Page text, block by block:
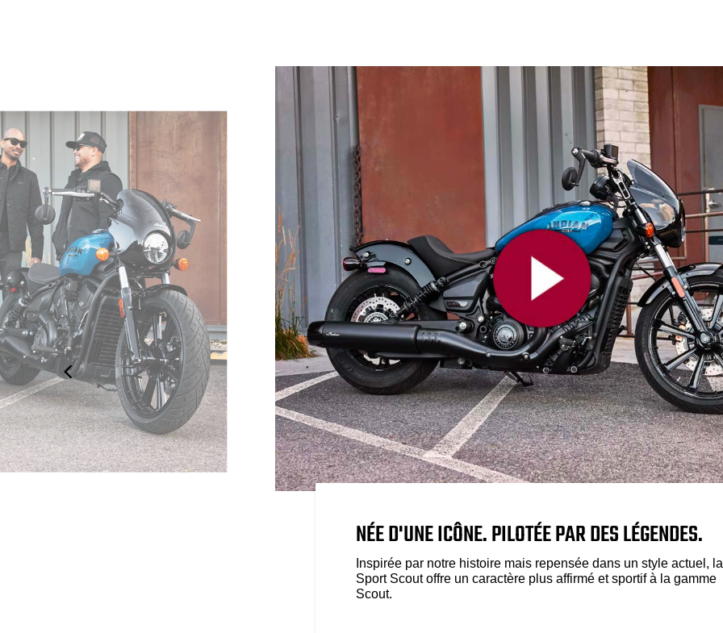
NÉE D'UNE ICÔNE. PILOTÉE PAR DES LÉGENDES.
Inspirée par notre histoire mais repensée dans un style actuel, la
Sport Scout offre un caractère plus affirmé et sportif à la gamme
Scout.